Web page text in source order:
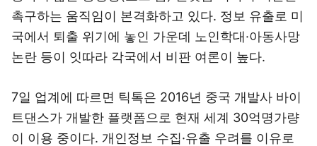
촉구하는 움직임이 본격화하고 있다. 정보 유출로 미
국에서 퇴출 위기에 놓인 가운데 노인학대·아동사망
논란 등이 잇따라 각국에서 비판 여론이 높다.
7일 업계에 따르면 틱톡은 2016년 중국 개발사 바이
트댄스가 개발한 플랫폼으로 현재 세계 30억명가량
이 이용 중이다. 개인정보 수집·유출 우려를 이유로